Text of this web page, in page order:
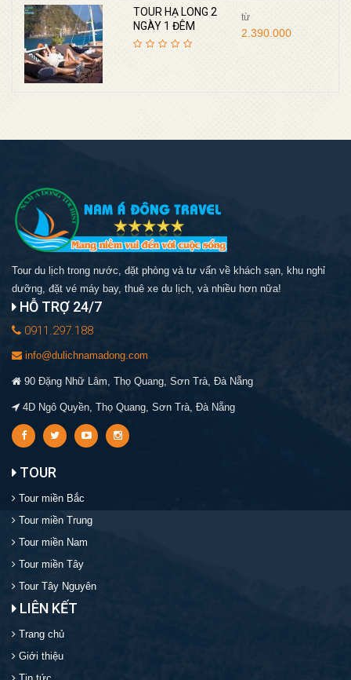
TOUR HẠ LONG 2
NGÀY 1 ĐÊM
từ
2.390.000
Tour du lịch trong nước, đặt phòng và tư vấn về khách sạn, khu nghỉ
dưỡng, đặt vé máy bay, thuê xe du lịch, và nhiều hơn nữa!
HỖ TRỢ 24/7
0911.297.188
info@dulichnamadong.com
90 Đặng Nhữ Lâm, Thọ Quang, Sơn Trà, Đà Nẵng
4D Ngô Quyền, Thọ Quang, Sơn Trà, Đà Nẵng
TOUR
Tour miền Bắc
Tour miền Trung
Tour miền Nam
Tour miền Tây
Tour Tây Nguyên
LIÊN KẾT
Trang chủ
Giới thiệu